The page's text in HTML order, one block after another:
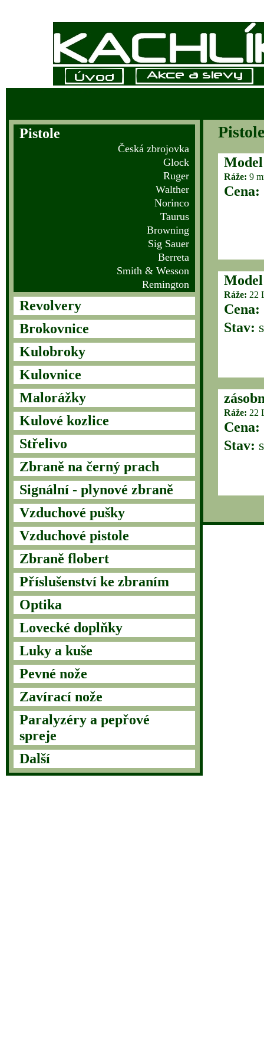
Pistole
Česká zbrojovka
Glock
Ruger
Walther
Norinco
Taurus
Browning
Sig Sauer
Berreta
Smith & Wesson
Remington
Revolvery
Brokovnice
Kulobroky
Kulovnice
Malorážky
Kulové kozlice
Střelivo
Zbraně na černý prach
Signální - plynové zbraně
Vzduchové pušky
Vzduchové pistole
Zbraně flobert
Příslušenství ke zbraním
Optika
Lovecké doplňky
Luky a kuše
Pevné nože
Zavírací nože
Paralyzéry a pepřové
spreje
Další
Ráže: 9
Cena:
Ráže: 22
Cena:
Stav:
Ráže: 22
Cena:
Stav: